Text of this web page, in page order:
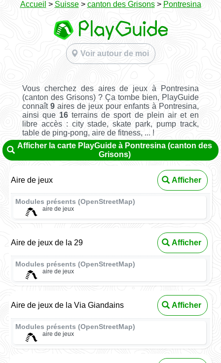
Accueil > Suisse> canton des Grisons> Pontresina
Voir autour de moi
Vous cherchez des aires de jeux à Pontresina
(canton des Grisons) ? Ça tombe bien, PlayGuide
connaît 9aires de jeux pour enfants à Pontresina,
ainsi que 16 terrains de sport de plein air et en
libre accès : city stade, skate park, pump track,
table de ping-pong, aire de fitness, ... !
Afficher la carte PlayGuide à Pontresina (canton des
Grisons)
Aire de jeux Afficher
Modules présents (OpenStreetMap)
aire de jeux
Aire de jeux de la 29 Afficher
Modules présents (OpenStreetMap)
aire de jeux
Aire de jeux de la Via Giandains Afficher
Modules présents (OpenStreetMap)
aire de jeux